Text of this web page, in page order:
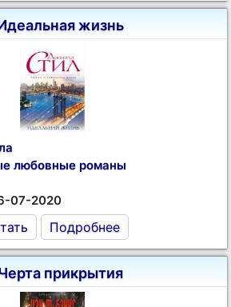
жизнь
любовные романы
07-2020
Подробнее
прикрытия